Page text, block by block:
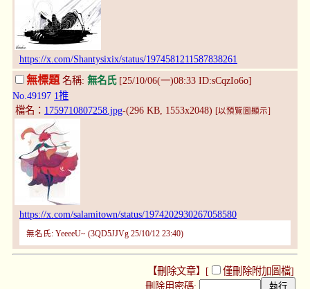
https://x.com/Shantysixix/status/1974581211587838261
無標題 名稱: 無名氏[25/10/06(一)08:33 ID:sCqzIo6o]
No.49197 1推
檔名： 1759710807258.jpg-(296 KB, 1553x2048) [以預覽圖顯示]
https://x.com/salamitown/status/1974202930267058580
無名氏: YeeeeU~ (3QD5JJVg 25/10/12 23:40)
【刪除文章】[ 僅刪除附加圖檔]
刪除用密碼: